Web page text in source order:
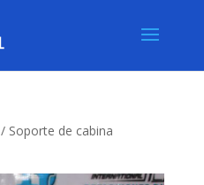
/ Soporte de cabina